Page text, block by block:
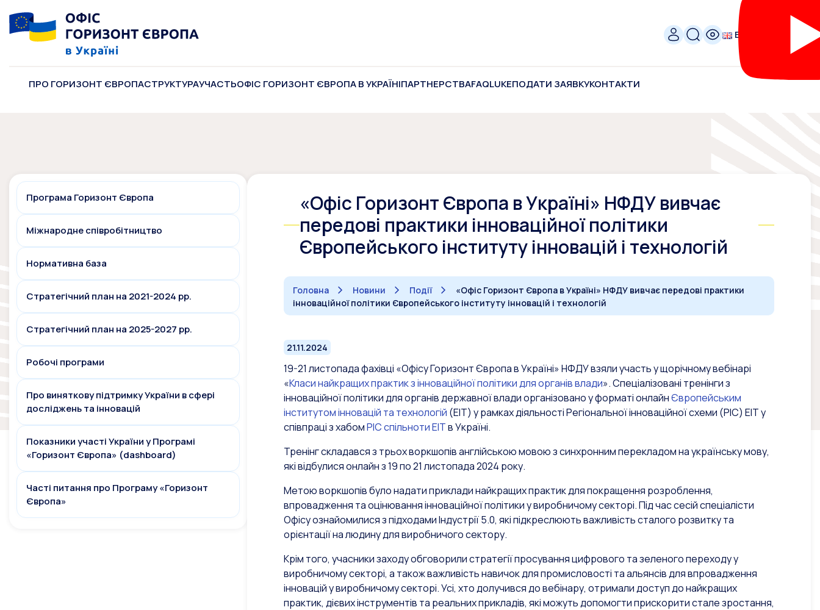
ENG
ПРО ГОРИЗОНТ ЄВРОПАСТРУКТУРАУЧАСТЬОФІС ГОРИЗОНТ ЄВРОПА В УКРАЇНІПАРТНЕРСТВАFAQLUKEПОДАТИ ЗАЯВКУКОНТАКТИ
Програма Горизонт Європа
Міжнародне співробітництво
Нормативна база
Стратегічний план на 2021-2024 рр.
Стратегічний план на 2025-2027 рр.
Робочі програми
Про виняткову підтримку України в сфері
досліджень та інновацій
Показники участі України у Програмі
«Горизонт Європа» (dashboard)
Часті питання про Програму «Горизонт
Європа»
«Офіс Горизонт Європа в Україні» НФДУ вивчає
передові практики інноваційної політики
Європейського інституту інновацій і технологій
Головна Новини Події
«Офіс Горизонт Європа в Україні» НФДУ вивчає передові практики
інноваційної політики Європейського інституту інновацій і технологій
21.11.2024
19-21 листопада фахівці «Офісу Горизонт Європа в Україні» НФДУ взяли участь у щорічному вебінарі
«Класи найкращих практик з інноваційної політики для органів влади». Спеціалізовані тренінги з
інноваційної політики для органів державної влади організовано у форматі онлайнЄвропейським
інститутом інновацій та технологій (ЕІТ) у рамках діяльності Регіональної інноваційної схеми (РІС) ЕIT у
співпраці з хабомРІС спільноти EITв Україні.
Тренінг складався з трьох воркшопів англійською мовою з синхронним перекладом на українську мову,
які відбулися онлайн з 19 по 21 листопада 2024 року.
Метою воркшопів було надати приклади найкращих практик для покращення розроблення,
впровадження та оцінювання інноваційної політики у виробничому секторі. Під час сесій спеціалісти
Офісу ознайомилися з підходами Індустрії 5.0, які підкреслюють важливість сталого розвитку та
орієнтації на людину для виробничого сектору.
Крім того, учасники заходу обговорили стратегії просування цифрового та зеленого переходу у
виробничому секторі, а також важливість навичок для промисловості та альянсів для впровадження
інновацій у виробничому секторі. Усі, хто долучився до вебінару, отримали доступ до найкращих
практик, дієвих інструментів та реальних прикладів, які можуть допомогти прискорити стале зростання,